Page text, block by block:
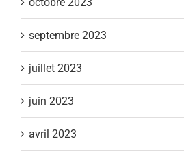
septembre 2023
juillet 2023
juin 2023
avril 2023